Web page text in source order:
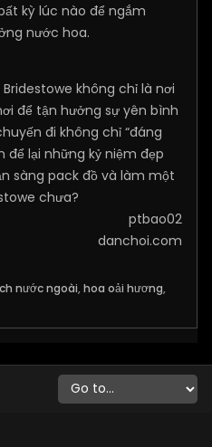
kỳ lúc nào để ngắm
nước hoa.
không chỉ là nơi
để tận hưởng sự yên bình
đi không chỉ “đáng
lại những kỷ niệm đẹp
sàng pack đồ và làm một
chưa?
ptbao02
danchoi.com
nước ngoài, hoa oải hương,